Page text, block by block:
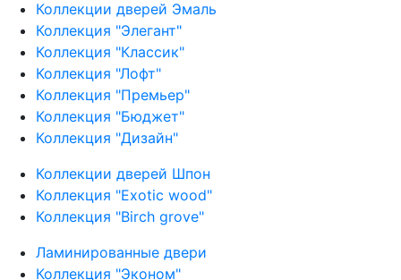
Коллекции дверей Эмаль
Коллекция "Элегант"
Коллекция "Классик"
Коллекция "Лофт"
Коллекция "Премьер"
Коллекция "Бюджет"
Коллекция "Дизайн"
Коллекции дверей Шпон
Коллекция "Exotic wood"
Коллекция "Birch grove"
Ламинированные двери
Коллекция "Эконом"